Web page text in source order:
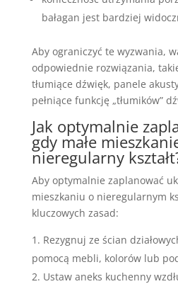
bałagan jest bardziej
Aby ograniczyć te wyzwania,
odpowiednie rozwiązania,
tłumiące dźwięk, panele
pełniące funkcję „tłumików”
Jak optymalnie
gdy małe
nieregularny
Aby optymalnie zaplanować
mieszkaniu o nieregularnym
kluczowych zasad:
Rezygnuj ze ścian
pomocą mebli, kolorów lub
Ustaw aneks kuchenny